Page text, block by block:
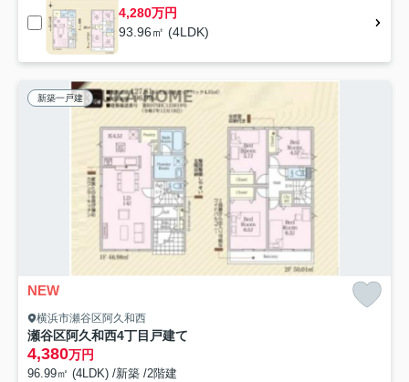
4,280万円
93.96㎡ (4LDK)
新築一戸建
NEW
横浜市瀬谷区阿久和西
瀬谷区阿久和西4丁目戸建て
4,380万円
96.99㎡ (4LDK) /新築 /2階建